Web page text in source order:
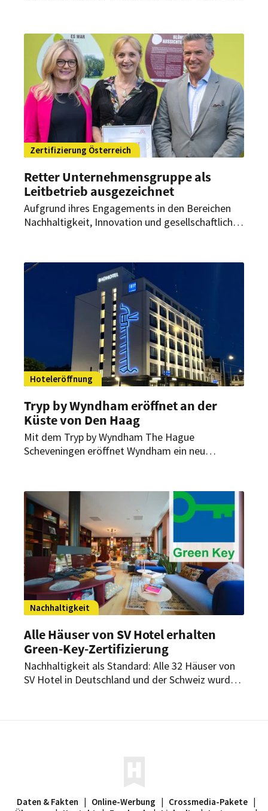
umweltfreundlichen Bemühungen erfüllt. Dafür
erhielt das Fünf-Sterne-Haus im September 2023
die „Green Key“-Zertifizierung.
Zertifizierung Österreich
Retter Unternehmensgruppe als
Leitbetrieb ausgezeichnet
Aufgrund ihres Engagements in den Bereichen
Nachhaltigkeit, Innovation und gesellschaftliche
wurde im Rahmen eines Workshops übergeben.
Hoteleröffnung
Tryp by Wyndham eröffnet an der
Küste von Den Haag
Mit dem Tryp by Wyndham The Hague
Scheveningen eröffnet Wyndham ein neu
verbindet historische Substanz mit einem
designorientierten Boutique-Erlebnis und
erweitert die Präsenz der Marke an einem
Standort mit ganzjähriger Leisure- und Business-
Nachfrage.
Nachhaltigkeit
Alle Häuser von SV Hotel erhalten
Green-Key-Zertifizierung
Nachhaltigkeit als Standard: Alle 32 Häuser von
SV Hotel in Deutschland und der Schweiz wurden
Daten & Fakten | Online-Werbung | Crossmedia-Pakete |